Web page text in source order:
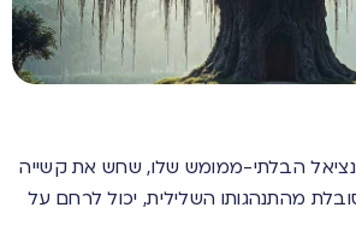
הבלתי-ממומש שלו, שחש את קשייה
מהתנהגותו השלילית, יכול לרחם על